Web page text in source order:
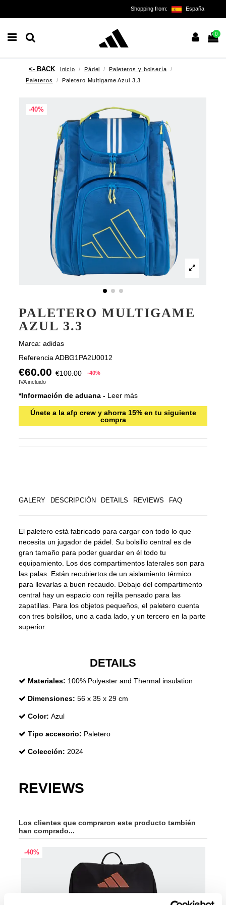
Shopping from: España
0
Inicio Pádel
Paleteros y bolsería
Paleteros
Paletero Multigame Azul 3.3
-40%
PALETERO MULTIGAME
AZUL 3.3
Marca: adidas
Referencia ADBG1PA2U0012
€60.00 €100.00
-40%
IVA incluido
*Información de aduana - Leer más
Únete a la afp crew y ahorra 15% en tu siguiente
compra
GALERY DESCRIPCIÓN DETAILS REVIEWS FAQ
El paletero está fabricado para cargar con todo lo que
necesita un jugador de pádel. Su bolsillo central es de
gran tamaño para poder guardar en él todo tu
equipamiento. Los dos compartimentos laterales son para
las palas. Están recubiertos de un aislamiento térmico
para llevarlas a buen recaudo. Debajo del compartimento
central hay un espacio con rejilla pensado para las
zapatillas. Para los objetos pequeños, el paletero cuenta
con tres bolsillos, uno a cada lado, y un tercero en la parte
superior.
DETAILS
Materiales: 100% Polyester and Thermal insulation
Dimensiones: 56 x 35 x 29 cm
Color: Azul
Tipo accesorio: Paletero
Colección: 2024
REVIEWS
Los clientes que compraron este producto también
han comprado...
-40%